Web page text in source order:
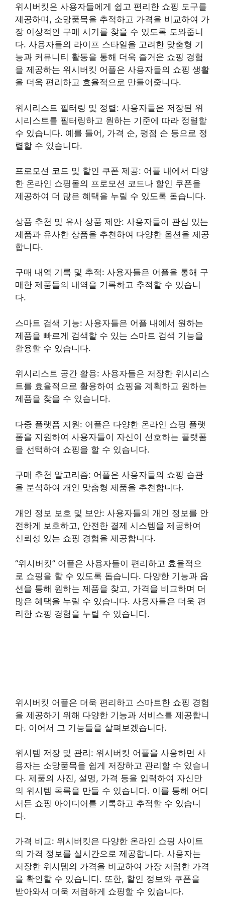
위시버킷은 사용자들에게 쉽고 편리한 쇼핑 도구를
제공하며, 소망품목을 추적하고 가격을 비교하여 가
장 이상적인 구매 시기를 찾을 수 있도록 도와줍니
다. 사용자들의 라이프 스타일을 고려한 맞춤형 기
능과 커뮤니티 활동을 통해 더욱 즐거운 쇼핑 경험
을 제공하는 위시버킷 어플은 사용자들의 쇼핑 생활
을 더욱 편리하고 효율적으로 만들어줍니다.
위시리스트 필터링 및 정렬: 사용자들은 저장된 위
시리스트를 필터링하고 원하는 기준에 따라 정렬할
수 있습니다. 예를 들어, 가격 순, 평점 순 등으로 정
렬할 수 있습니다.
프로모션 코드 및 할인 쿠폰 제공: 어플 내에서 다양
한 온라인 쇼핑몰의 프로모션 코드나 할인 쿠폰을
제공하여 더 많은 혜택을 누릴 수 있도록 돕습니다.
상품 추천 및 유사 상품 제안: 사용자들이 관심 있는
제품과 유사한 상품을 추천하여 다양한 옵션을 제공
합니다.
구매 내역 기록 및 추적: 사용자들은 어플을 통해 구
매한 제품들의 내역을 기록하고 추적할 수 있습니
다.
스마트 검색 기능: 사용자들은 어플 내에서 원하는
제품을 빠르게 검색할 수 있는 스마트 검색 기능을
활용할 수 있습니다.
위시리스트 공간 활용: 사용자들은 저장한 위시리스
트를 효율적으로 활용하여 쇼핑을 계획하고 원하는
제품을 찾을 수 있습니다.
다중 플랫폼 지원: 어플은 다양한 온라인 쇼핑 플랫
폼을 지원하여 사용자들이 자신이 선호하는 플랫폼
을 선택하여 쇼핑을 할 수 있습니다.
구매 추천 알고리즘: 어플은 사용자들의 쇼핑 습관
을 분석하여 개인 맞춤형 제품을 추천합니다.
개인 정보 보호 및 보안: 사용자들의 개인 정보를 안
전하게 보호하고, 안전한 결제 시스템을 제공하여
신뢰성 있는 쇼핑 경험을 제공합니다.
“위시버킷” 어플은 사용자들이 편리하고 효율적으
로 쇼핑을 할 수 있도록 돕습니다. 다양한 기능과 옵
션을 통해 원하는 제품을 찾고, 가격을 비교하며 더
많은 혜택을 누릴 수 있습니다. 사용자들은 더욱 편
리한 쇼핑 경험을 누릴 수 있습니다.
위시버킷 어플은 더욱 편리하고 스마트한 쇼핑 경험
을 제공하기 위해 다양한 기능과 서비스를 제공합니
다. 이어서 그 기능들을 살펴보겠습니다.
위시템 저장 및 관리: 위시버킷 어플을 사용하면 사
용자는 소망품목을 쉽게 저장하고 관리할 수 있습니
다. 제품의 사진, 설명, 가격 등을 입력하여 자신만
의 위시템 목록을 만들 수 있습니다. 이를 통해 어디
서든 쇼핑 아이디어를 기록하고 추적할 수 있습니
다.
가격 비교: 위시버킷은 다양한 온라인 쇼핑 사이트
의 가격 정보를 실시간으로 제공합니다. 사용자는
저장한 위시템의 가격을 비교하여 가장 저렴한 가격
을 확인할 수 있습니다. 또한, 할인 정보와 쿠폰을
받아와서 더욱 저렴하게 쇼핑할 수 있습니다.